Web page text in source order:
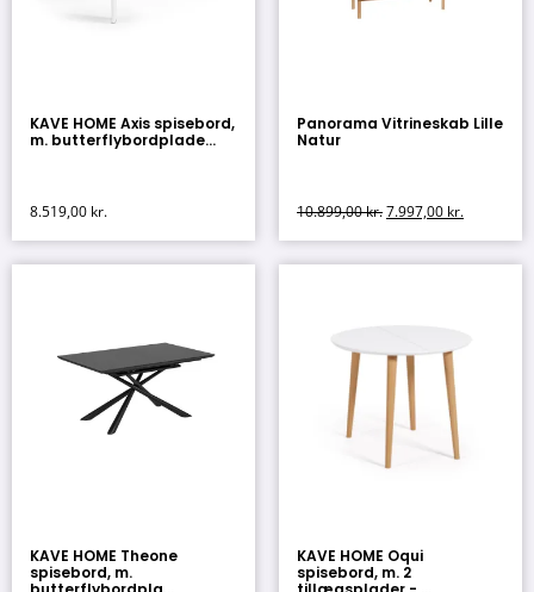
KAVE HOME Axis spisebord,
m. butterflybordplade...
8.519,00 kr.
Panorama Vitrineskab Lille
Natur
10.899,00kr.7.997,00 kr.
KAVE HOME Theone
spisebord, m.
KAVE HOME Oqui
spisebord, m. 2